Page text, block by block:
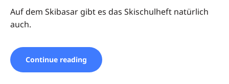
Auf dem Skibasar gibt es das Skischulheft natürlich
auch.
Continue reading „Das